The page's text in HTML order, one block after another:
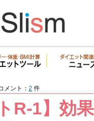
R‐1】効
メント： 2 件